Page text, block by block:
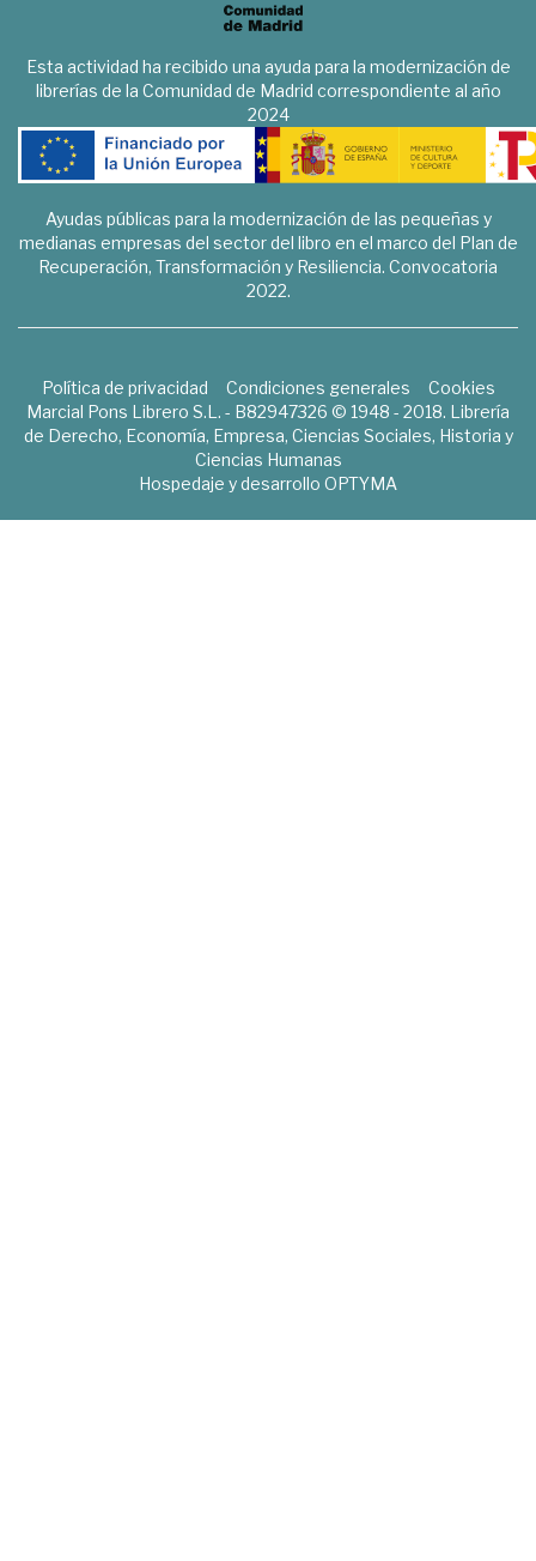
Esta actividad ha recibido una ayuda para la modernización de
librerías de la Comunidad de Madrid correspondiente al año
2024
Ayudas públicas para la modernización de las pequeñas y
medianas empresas del sector del libro en el marco del Plan de
Recuperación, Transformación y Resiliencia. Convocatoria
2022.
Política de privacidad Condiciones generales
Cookies
Marcial Pons Librero S.L. - B82947326 © 1948 - 2018. Librería
de Derecho, Economía, Empresa, Ciencias Sociales, Historia y
Ciencias Humanas
Hospedaje y desarrollo OPTYMA